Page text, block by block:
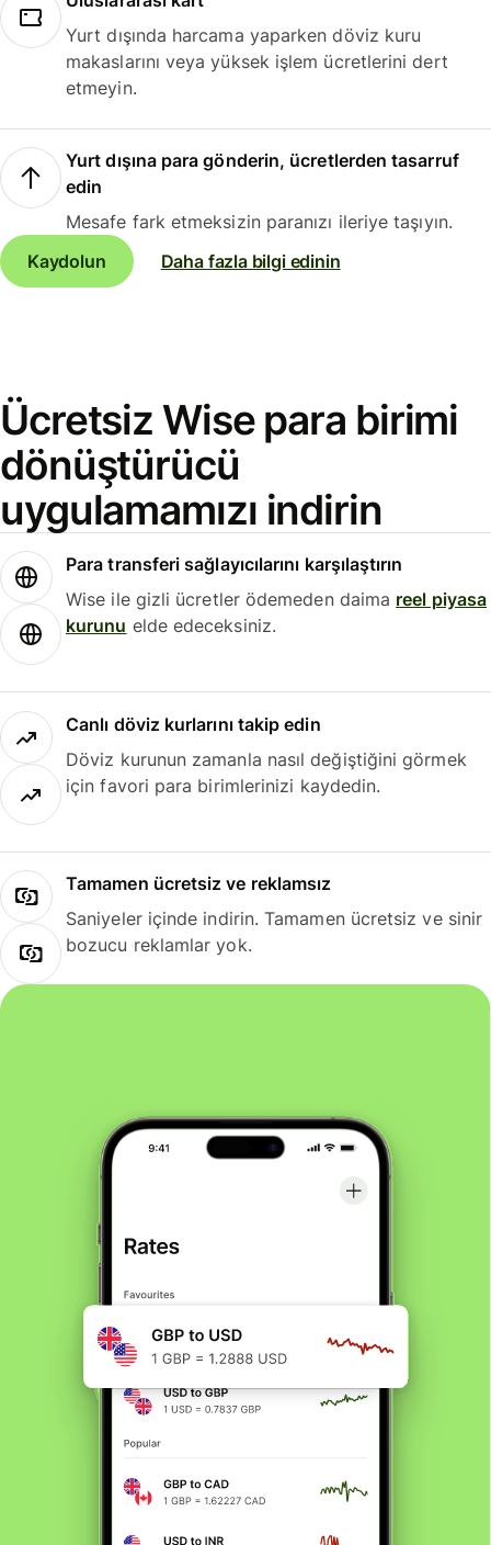
Yurt dışında harcama yaparken döviz kuru
makaslarını veya yüksek işlem ücretlerini dert
etmeyin.
Yurt dışına para gönderin, ücretlerden tasarruf
edin
Mesafe fark etmeksizin paranızı ileriye taşıyın.
Kaydolun
Daha fazla bilgi edinin
Ücretsiz Wise para birimi
dönüştürücü
uygulamamızı indirin
Para transferi sağlayıcılarını karşılaştırın
Wise ile gizli ücretler ödemeden daima reel piyasa
kurunu elde edeceksiniz.
Canlı döviz kurlarını takip edin
Döviz kurunun zamanla nasıl değiştiğini görmek
için favori para birimlerinizi kaydedin.
Tamamen ücretsiz ve reklamsız
Saniyeler içinde indirin. Tamamen ücretsiz ve sinir
bozucu reklamlar yok.